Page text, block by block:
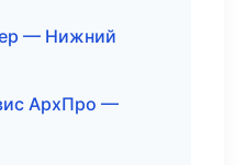
— Нижний
АрхПро —